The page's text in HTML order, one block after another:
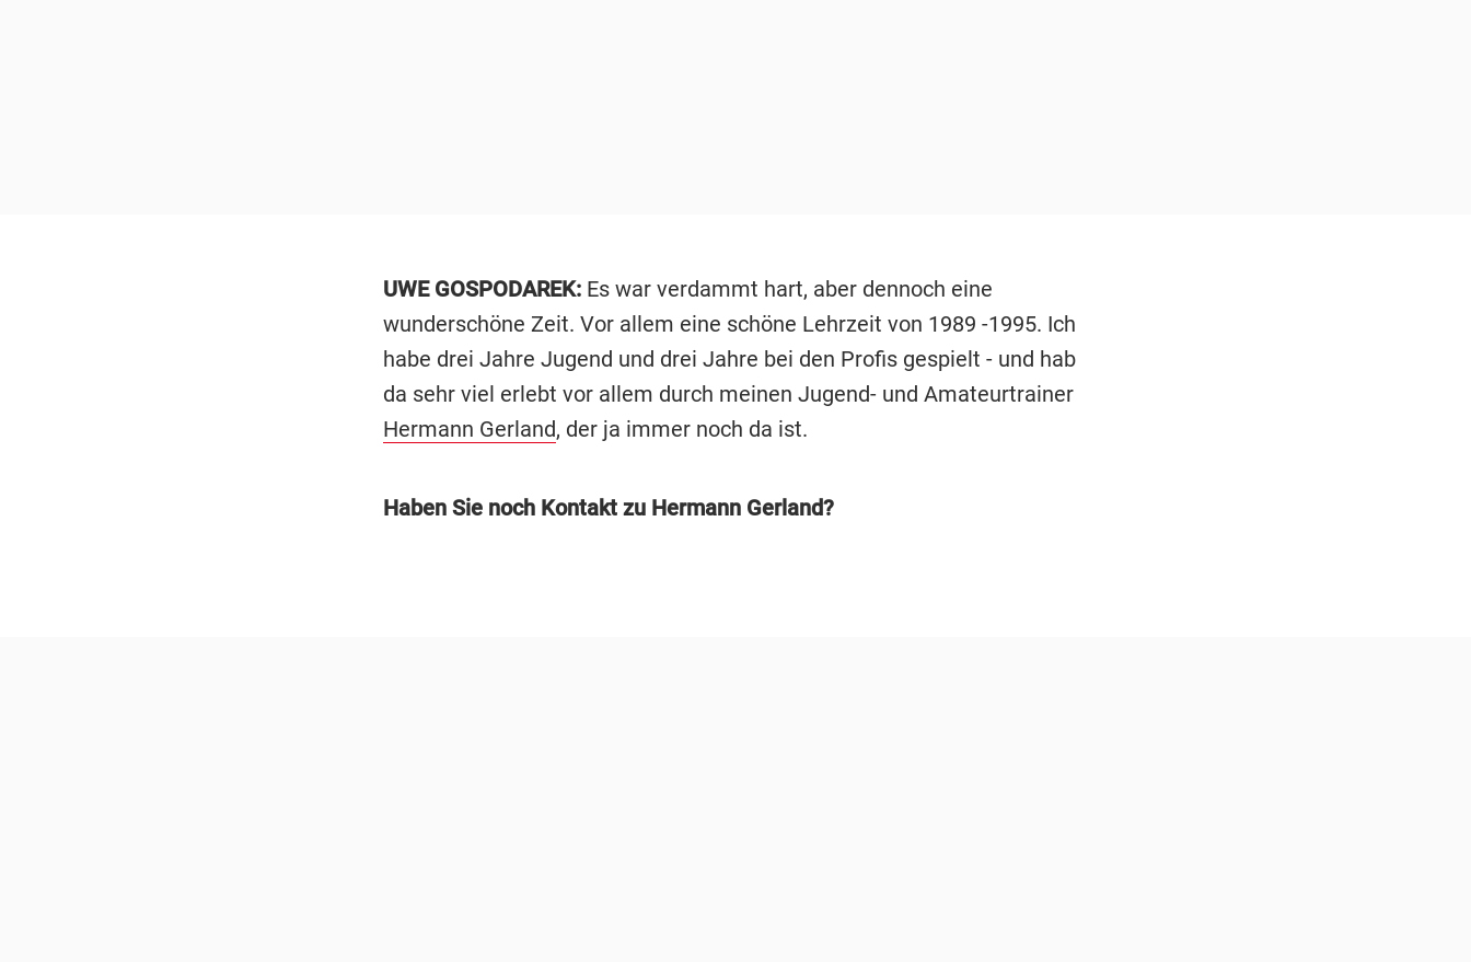
UWE GOSPODAREK:Es war verdammt hart, aber dennoch eine
wunderschöne Zeit. Vor allem eine schöne Lehrzeit von 1989 -1995. Ich
habe drei Jahre Jugend und drei Jahre bei den Profis gespielt - und hab
da sehr viel erlebt vor allem durch meinen Jugend- und Amateurtrainer
Hermann Gerland, der ja immer noch da ist.
Haben Sie noch Kontakt zu Hermann Gerland?